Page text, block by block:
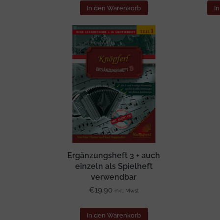
In den Warenkorb
Ergänzungsheft 3 + auch
einzeln als Spielheft
verwendbar
€19.90 inkl. Mwst
In den Warenkorb